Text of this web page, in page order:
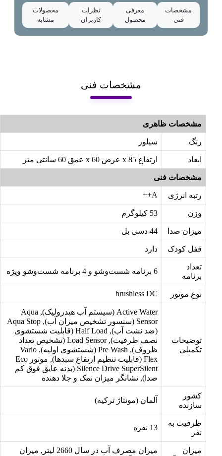
مشخصات
فنی
معرفی
محصول
نظرات
کاربران
محصولات
مشابه
مشخصات فنی
مشخصات ظاهری
رنگ سیلور
ابعاد ارتفاع 85 x عرض 60 x عمق 60 سانتی متر
مشخصات فنی
رتبه انرژی
وزن
میزان صدا
قفل کودک دارد
تعداد
برنامه
نوع موتور brushless DC
توضیحات
تکمیلی
Active Water (سیستم آب هیدرولیک), Aqua
Sensor (سنسور تشخیص میزان آب), Aqua Stop
(ضد نشت آب), Half Load (قابلیت شستشوی
نصف ظرفیت), Load Sensor (تشخیص تعداد
ظروف), Pre Wash (شستشوی اولیه), Vario
Flex (قابلیت تنظیم ارتفاع سبدها), موتور Eco
Silence Drive SuperSilent (بدنه عایق فوق کم
صدا), نشانگر میزان نمک و جلا دهنده
کشور
سازنده
آلمان (مونتاژ ترکیه)
ظرفیت به
نفر
میزان
میزان مصرف آب در سال 2660 لیتر, میزان